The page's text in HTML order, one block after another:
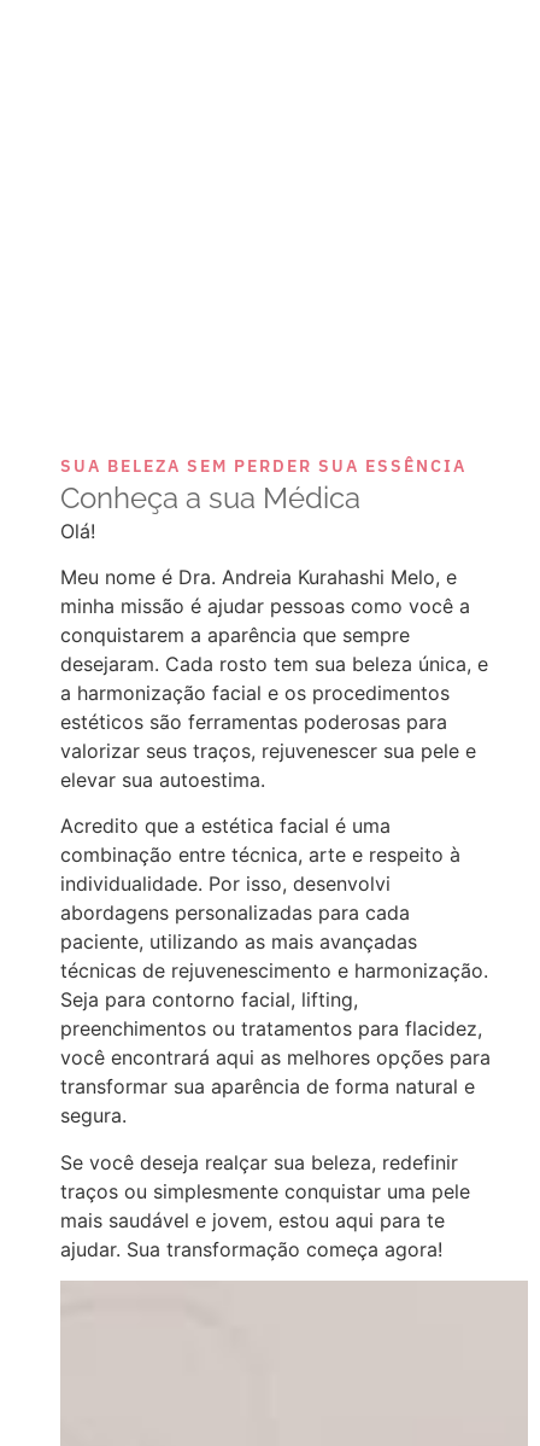
SUA BELEZA SEM PERDER SUA ESSÊNCIA
Conheça a sua Médica
Olá!
Meu nome é Dra. Andreia Kurahashi Melo, e
minha missão é ajudar pessoas como você a
conquistarem a aparência que sempre
desejaram. Cada rosto tem sua beleza única, e
a harmonização facial e os procedimentos
estéticos são ferramentas poderosas para
valorizar seus traços, rejuvenescer sua pele e
elevar sua autoestima.
Acredito que a estética facial é uma
combinação entre técnica, arte e respeito à
individualidade. Por isso, desenvolvi
abordagens personalizadas para cada
paciente, utilizando as mais avançadas
técnicas de rejuvenescimento e harmonização.
Seja para contorno facial, lifting,
preenchimentos ou tratamentos para flacidez,
você encontrará aqui as melhores opções para
transformar sua aparência de forma natural e
segura.
Se você deseja realçar sua beleza, redefinir
traços ou simplesmente conquistar uma pele
mais saudável e jovem, estou aqui para te
ajudar. Sua transformação começa agora!